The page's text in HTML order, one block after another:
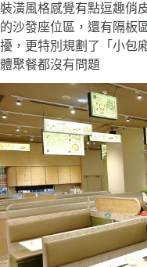
裝潢風格感覺有點逗趣俏
的沙發座位區，還有隔板
擾，更特別規劃了「小包
體聚餐都沒有問題